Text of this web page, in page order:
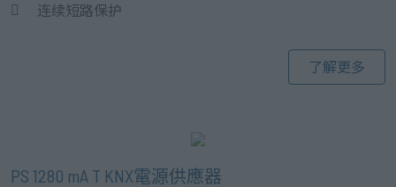
连续短路保护
了解更多
PS 1280 mA T KNX電源供應器